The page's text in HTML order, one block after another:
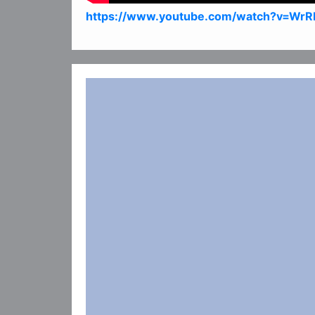
https://www.youtube.com/